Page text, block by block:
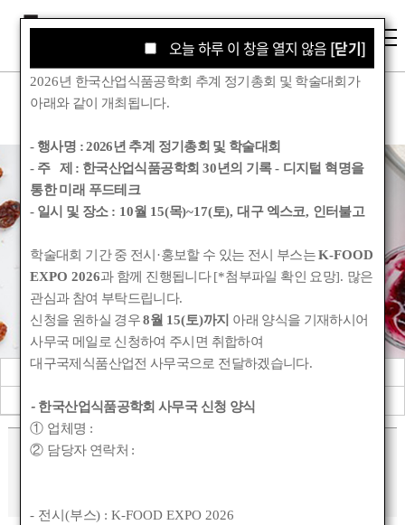
학회소식
Korean Society for Food Engineering
공지사항
관련기관소식
회원동정
[한경국립대학교] 2026학년도 하반기
오늘 하루 이 창을 열지 않음 [닫기]
오늘 하루 이 창을 열지 않음 [닫기]
2026년 한국산업식품공학회 추계 정기총회 및 학술대회가
아래와 같이 개최됩니다.
- 행사명 :2026년 추계 정기총회 및 학술대회
- 주 제 : 한국산업식품공학회 30년의 기록- 디지털 혁명을
통한 미래 푸드테크
- 일시 및 장소 : 10월 15(목)~17(토),대구 엑스코, 인터불고
학술대회 기간 중 전시 ·홍보할 수 있는 전시 부스는K-FOOD
EXPO 2026과 함께 진행됩니다[*첨부파일 확인 요망]. 많은
관심과 참여 부탁드립니다.
신청을 원하실 경우8월 15(토)까지 아래 양식을 기재하시어
사무국 메일로 신청하여 주시면 취합하여
대구국제식품산업전 사무국으로 전달하겠습니다.
- 한국산업식품공학회 사무국 신청 양식
① 업체명 :
② 담당자 연락처 :
- 전시(부스) : K-FOOD EXPO 2026